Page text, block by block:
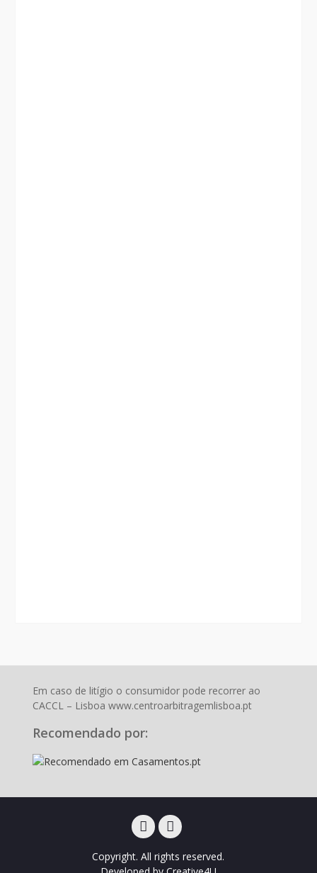
Em caso de litígio o consumidor pode recorrer ao
CACCL – Lisboa www.centroarbitragemlisboa.pt
Recomendado por:
Copyright. All rights reserved.